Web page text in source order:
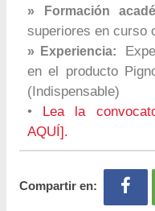
» Formación
superiores en curso
» Experiencia:
en el producto
(Indispensable)
•
Lea la
AQUÍ].
Compartir en: